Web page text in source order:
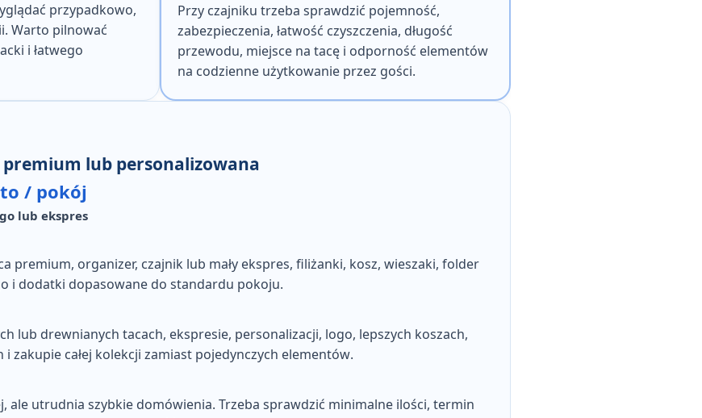
przypadkowo,
Warto pilnować
i łatwego
Przy czajniku trzeba sprawdzić pojemność,
zabezpieczenia, łatwość czyszczenia, długość
przewodu, miejsce na tacę i odporność elementów
na codzienne użytkowanie przez gości.
lub personalizowana
/ pokój
lub ekspres
premium, organizer, czajnik lub mały ekspres, filiżanki, kosz, wieszaki, folder
i dodatki dopasowane do standardu pokoju.
lub drewnianych tacach, ekspresie, personalizacji, logo, lepszych koszach,
zakupie całej kolekcji zamiast pojedynczych elementów.
ale utrudnia szybkie domówienia. Trzeba sprawdzić minimalne ilości, termin